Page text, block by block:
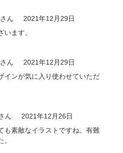
さん
2021年12月29日
います。
さん
2021年12月29日
インが気に入り使わせていただ
ん
2021年12月26日
も素敵なイラストですね。有難